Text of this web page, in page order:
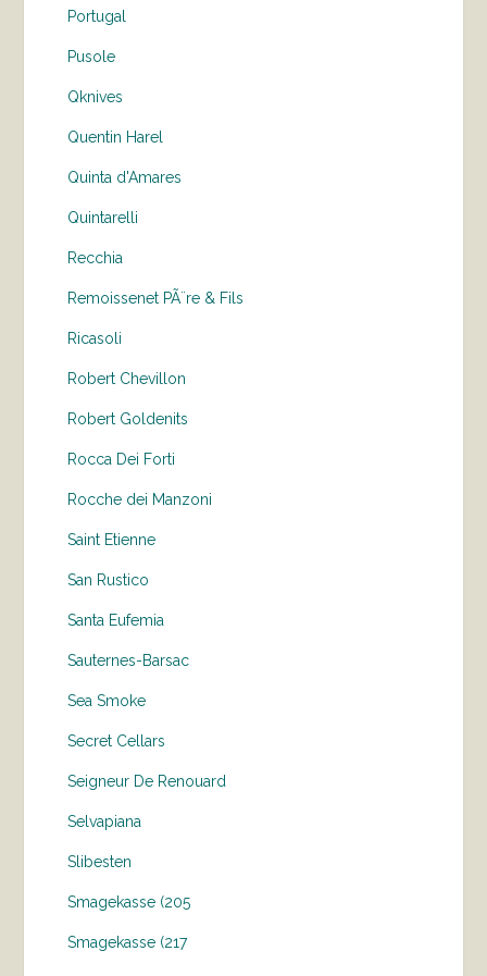
Portugal
Pusole
Qknives
Quentin Harel
Quinta d'Amares
Quintarelli
Recchia
Remoissenet PÃ¨re & Fils
Ricasoli
Robert Chevillon
Robert Goldenits
Rocca Dei Forti
Rocche dei Manzoni
Saint Etienne
San Rustico
Santa Eufemia
Sauternes-Barsac
Sea Smoke
Secret Cellars
Seigneur De Renouard
Selvapiana
Slibesten
Smagekasse (205
Smagekasse (217